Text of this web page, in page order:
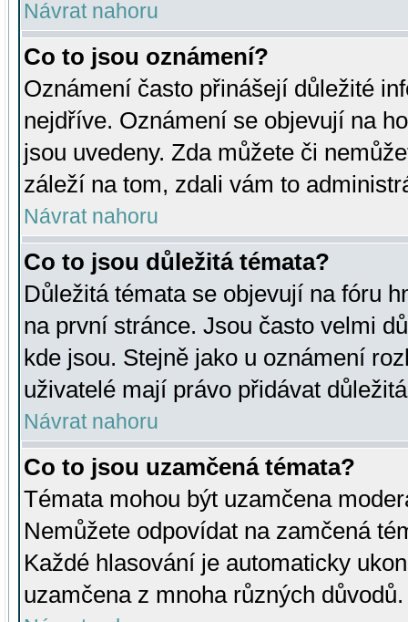
Návrat nahoru
Co to jsou oznámení?
Oznámení často přinášejí důležité
nejdříve. Oznámení se objevují na
jsou uvedeny. Zda můžete či
záleží na tom, zdali vám to
Návrat nahoru
Co to jsou důležitá témata?
Důležitá témata se objevují na fóru
na první stránce. Jsou často velmi
kde jsou. Stejně jako u oznámení
uživatelé mají právo přidávat
Návrat nahoru
Co to jsou uzamčená témata?
Témata mohou být uzamčena
Nemůžete odpovídat na zamčená
Každé hlasování je automaticky
uzamčena z mnoha různých důvodů.